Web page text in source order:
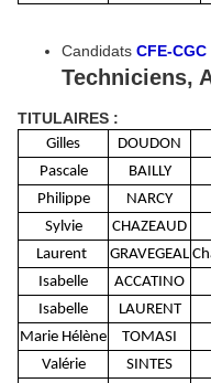
Candidats CFE-
Techniciens,
TITULAIRES :
Gilles DOUDON
Pascale
BAILLY
Philippe
NARCY
Sylvie
CHAZEAUD
Laurent
GRAVEGEAL
Isabelle
ACCATINO
Isabelle
LAURENT
Marie Hélène
TOMASI
Valérie
SINTES